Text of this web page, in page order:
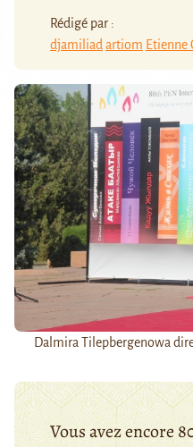
Rédigé par :
djamiliad artiom Etienne
Dalmira Tilepbergenowa
Vous avez encore